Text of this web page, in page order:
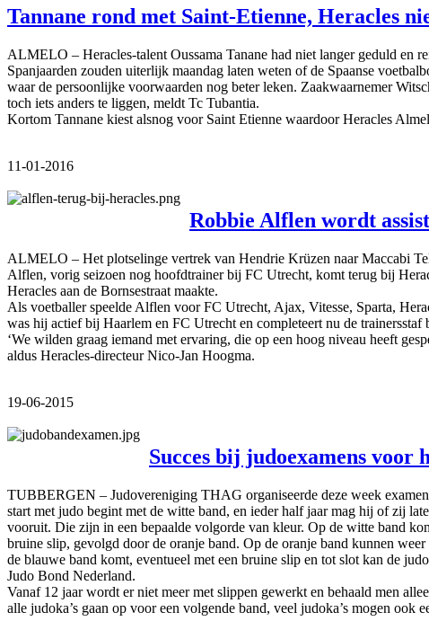
Tannane rond met Saint-Etienne, Heracles
ALMELO – Heracles-talent Oussama Tanane had niet langer geduld en
Spanjaarden zouden uiterlijk maandag laten weten of de Spaanse
waar de persoonlijke voorwaarden nog beter leken. Zaakwaarnemer
toch iets anders te liggen, meldt Tc Tubantia.
Kortom Tannane kiest alsnog voor Saint Etienne waardoor Heracles
11-01-2016
Robbie Alflen wordt
ALMELO – Het plotselinge vertrek van Hendrie Krüzen naar Maccabi
Alflen, vorig seizoen nog hoofdtrainer bij FC Utrecht, komt terug bij
Heracles aan de Bornsestraat maakte.
Als voetballer speelde Alflen voor FC Utrecht, Ajax, Vitesse, Sparta,
was hij actief bij Haarlem en FC Utrecht en completeert nu de trainersstaf
‘We wilden graag iemand met ervaring, die op een hoog niveau heeft
aldus Heracles-directeur Nico-Jan Hoogma.
19-06-2015
Succes bij judoexamens voor
TUBBERGEN – Judovereniging THAG organiseerde deze week
start met judo begint met de witte band, en ieder half jaar mag hij of zij
vooruit. Die zijn in een bepaalde volgorde van kleur. Op de witte band
bruine slip, gevolgd door de oranje band. Op de oranje band kunnen
de blauwe band komt, eventueel met een bruine slip en tot slot kan de
Judo Bond Nederland.
Vanaf 12 jaar wordt er niet meer met slippen gewerkt en behaald men
alle judoka’s gaan op voor een volgende band, veel judoka’s mogen